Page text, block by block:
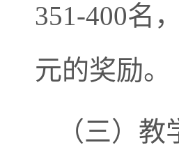
351-400名
元的奖励。
（三）